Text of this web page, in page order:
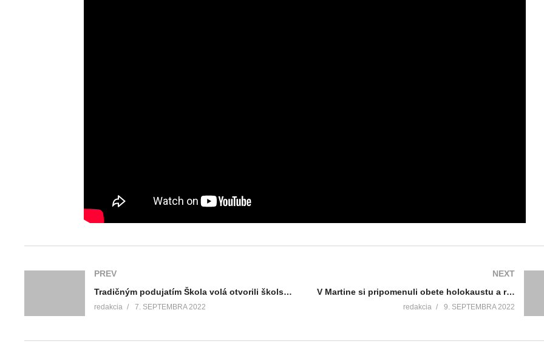
PREV
Tradičným podujatím Škola volá otvorili školský rok aj v centre voľného času na Ľadovni
redakcia 7. SEPTEMBRA 2022
NEXT
V Martine si pripomenuli obete holokaustu a rasového násilia v rámci celoslovenského podujatia
redakcia 9. SEPTEMBRA 2022